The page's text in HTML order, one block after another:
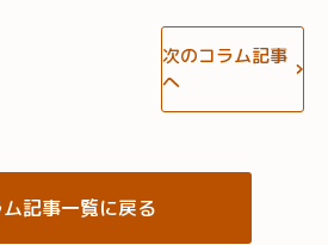
次のコラム記事
へ
ム記事一覧に戻る